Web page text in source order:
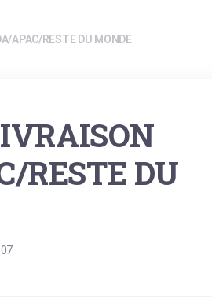
APAC/RESTE DU MONDE
RESTE DU